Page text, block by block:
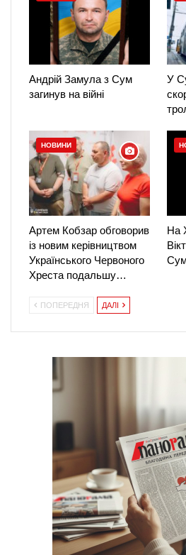
Андрій Замула з Сум
загинув на війні
У
НОВИНИ
Артем Кобзар обговорив
із новим керівництвом
Українського Червоного
Хреста подальшу…
На
ПОПЕРЕДНЯ ДАЛІ